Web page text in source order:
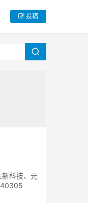
投稿
科技、元